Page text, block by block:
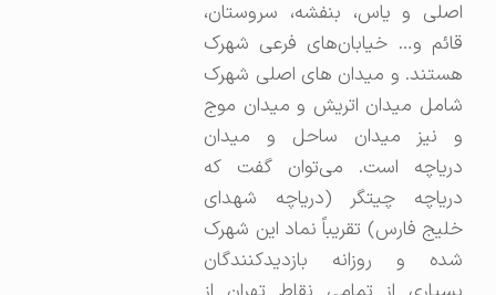
اصلی و یاس، بنفشه، سروستان،
قائم و… خیابان‌های فرعی شهرک
هستند. و میدان های اصلی شهرک
شامل میدان اتریش و میدان موج
و نیز میدان ساحل و میدان
دریاچه است. می‌توان گفت که
دریاچه چیتگر (دریاچه شهدای
خلیج فارس) تقریباً نماد این شهرک
شده و روزانه بازدیدکنندگان